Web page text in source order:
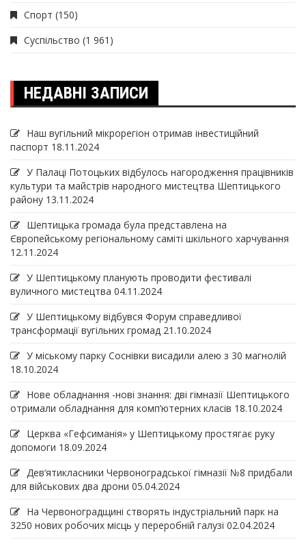
Спорт (150)
Суспільство (1 961)
НЕДАВНІ ЗАПИСИ
Наш вугільний мікрорегіон отримав інвеcтиційний
паспорт 18.11.2024
У Палаці Потоцьких відбулось нагородження працівників
культури та майстрів народного мистецтва Шептицького
району 13.11.2024
Шептицька громада була представлена на
Європейському регіональному саміті шкільного харчування
12.11.2024
У Шептицькому планують проводити фестивалі
вуличного мистецтва 04.11.2024
У Шептицькому відбувся Форум справедливої
трансформації вугільних громад 21.10.2024
У міському парку Соснівки висадили алею з 30 магнолій
18.10.2024
Нове обладнання -нові знання: дві гімназії Шептицького
отримали обладнання для комп’ютерних класів 18.10.2024
Церква «Гефсиманія» у Шептицькому простягає руку
допомоги 18.09.2024
Дев‘ятикласники Червоноградської гімназії №8 придбали
для військових два дрони 05.04.2024
На Червоноградщині створять індустріальний парк на
3250 нових робочих місць у переробній галузі 02.04.2024